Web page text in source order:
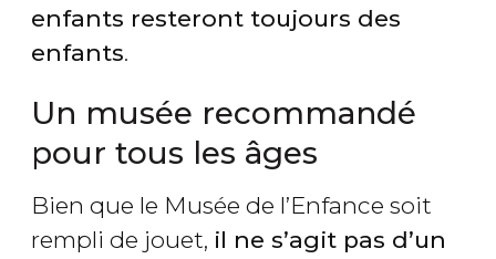
enfants resteront toujours des
enfants.
Un musée recommandé
pour tous les âges
Bien que le Musée de l’Enfance soit
rempli de jouet, il ne s’agit pas d’un